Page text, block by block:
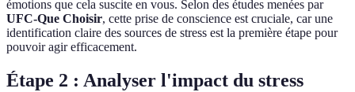
émotions que cela suscite en vous. Selon des études menées par
UFC-Que Choisir, cette prise de conscience est cruciale, car une
identification claire des sources de stress est la première étape pour
pouvoir agir efficacement.
Étape 2 : Analyser l'impact du stress